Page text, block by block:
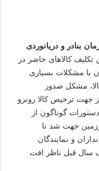
بنادر و دریانوردی
کالاهای حاضر در
تازه بازرگانان با مشکلات بسیاری
مشکل صدور
جهت ترخیص کالا روبرو
گوناگون از
جهت شد تا
و نمایندگان
سال قبل ناظر افت